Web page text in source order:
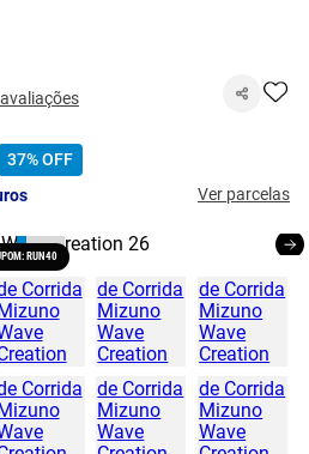
37%OFF
Ver parcelas
RUN40